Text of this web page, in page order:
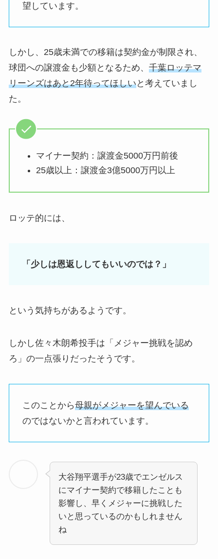
望しています。
しかし、25歳未満での移籍は契約金が制限され、
球団への譲渡金も少額となるため、 千葉ロッテマ
リーンズはあと2年待ってほしいと考えていまし
た。
マイナー契約：譲渡金5000万円前後
25歳以上：譲渡金3億5000万円以上
ロッテ的には、
「少しは恩返ししてもいいのでは？」
という気持ちがあるようです。
しかし佐々木朗希投手は「メジャー挑戦を認め
ろ」の一点張りだったそうです。
このことから母親がメジャーを望んでいる
のではないかと言われています。
大谷翔平選手が23歳でエンゼルス
にマイナー契約で移籍したことも
影響し、早くメジャーに挑戦した
いと思っているのかもしれません
ね